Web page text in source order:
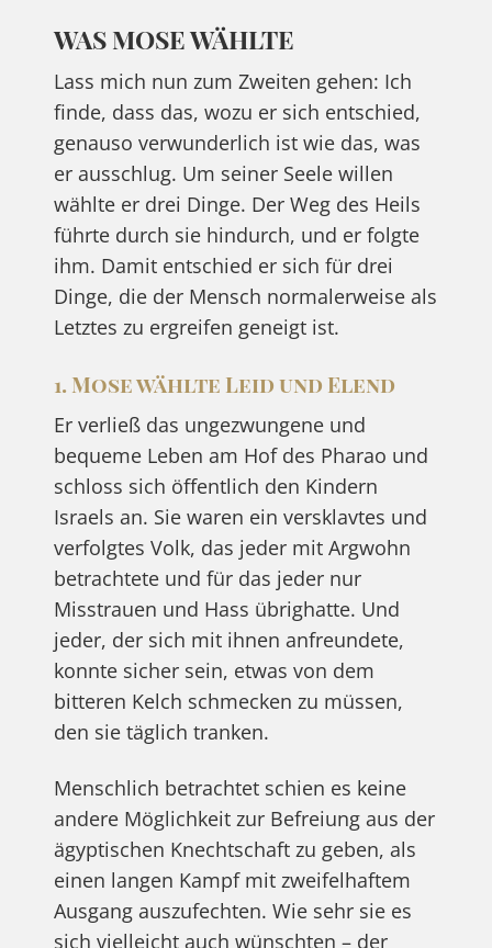
WAS MOSE WÄHLTE
Lass mich nun zum Zweiten gehen: Ich
finde, dass das, wozu er sich entschied,
genauso verwunderlich ist wie das, was
er ausschlug. Um seiner Seele willen
wählte er drei Dinge. Der Weg des Heils
führte durch sie hindurch, und er folgte
ihm. Damit entschied er sich für drei
Dinge, die der Mensch normalerweise als
Letztes zu ergreifen geneigt ist.
1. Mose wählte Leid und Elend
Er verließ das ungezwungene und
bequeme Leben am Hof des Pharao und
schloss sich öffentlich den Kindern
Israels an. Sie waren ein versklavtes und
verfolgtes Volk, das jeder mit Argwohn
betrachtete und für das jeder nur
Misstrauen und Hass übrighatte. Und
jeder, der sich mit ihnen anfreundete,
konnte sicher sein, etwas von dem
bitteren Kelch schmecken zu müssen,
den sie täglich tranken.
Menschlich betrachtet schien es keine
andere Möglichkeit zur Befreiung aus der
ägyptischen Knechtschaft zu geben, als
einen langen Kampf mit zweifelhaftem
Ausgang auszufechten. Wie sehr sie es
sich vielleicht auch wünschten – der